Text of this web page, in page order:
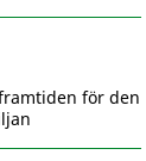
för den